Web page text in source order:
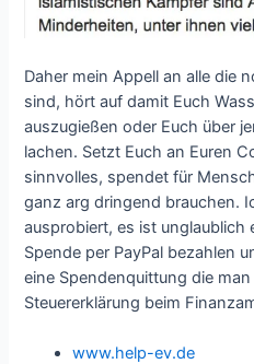
Daher mein Appell an alle die
sind, hört auf damit Euch
auszugießen oder Euch über
lachen. Setzt Euch an Euren
sinnvolles, spendet für
ganz arg dringend brauchen.
ausprobiert, es ist unglaublich
Spende per PayPal bezahlen
eine Spendenquittung die
Steuererklärung beim
www.help-ev.de